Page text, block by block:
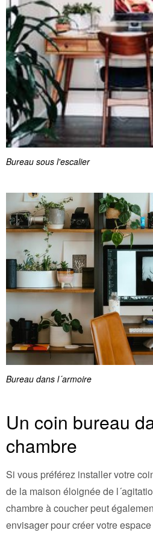
Bureau sous l'escalier
Bureau dans l´armoire
Un coin bureau
chambre
Si vous préférez installer votre
de la maison éloignée de
chambre à coucher peut
envisager pour créer votre